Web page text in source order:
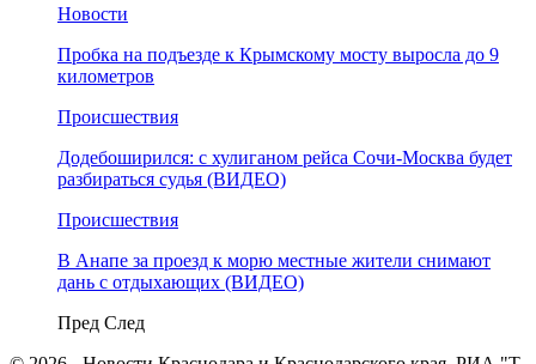
Новости
Пробка на подъезде к Крымскому мосту выросла до 9
километров
Происшествия
Додебоширился: с хулиганом рейса Сочи-Москва будет
разбираться судья (ВИДЕО)
Происшествия
В Анапе за проезд к морю местные жители снимают
дань с отдыхающих (ВИДЕО)
Пред След